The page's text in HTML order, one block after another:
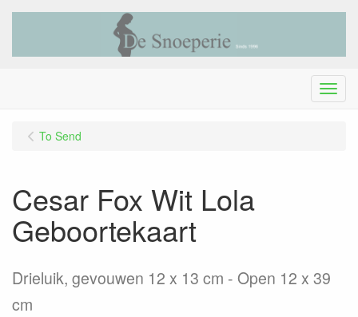
Menu
To Send
Cesar Fox Wit Lola
Geboortekaart
Drieluik, gevouwen 12 x 13 cm - Open 12 x 39
cm